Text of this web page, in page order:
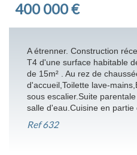
400 000€
A étrenner. Construction
T4 d'une surface habitable
de 15m² . Au rez de
d'accueil,Toilette lave-
sous escalier.Suite
salle d'eau.Cuisine en partie
Ref632